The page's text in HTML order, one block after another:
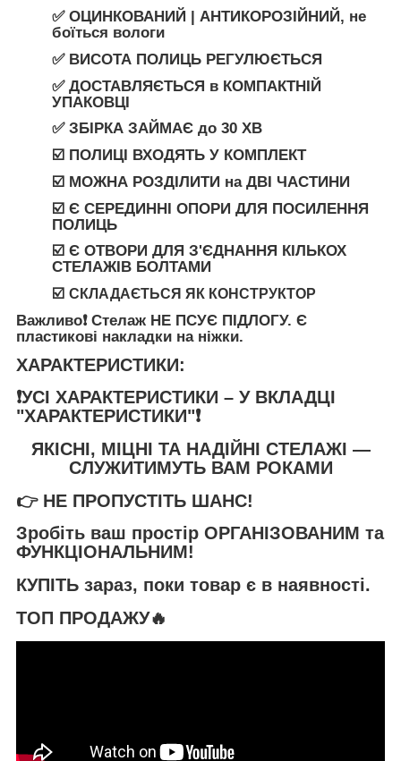
✅ ОЦИНКОВАНИЙ | АНТИКОРОЗІЙНИЙ, не
боїться вологи
✅ ВИСОТА ПОЛИЦЬ РЕГУЛЮЄТЬСЯ
✅ ДОСТАВЛЯЄТЬСЯ в КОМПАКТНІЙ
УПАКОВЦІ
✅ ЗБІРКА ЗАЙМАЄ до 30 ХВ
☑️ ПОЛИЦІ ВХОДЯТЬ У КОМПЛЕКТ
☑️ МОЖНА РОЗДІЛИТИ наДВІ ЧАСТИНИ
☑️ Є СЕРЕДИННІ ОПОРИ ДЛЯ ПОСИЛЕННЯ
ПОЛИЦЬ
☑️ Є ОТВОРИ ДЛЯ З'ЄДНАННЯ КІЛЬКОХ
СТЕЛАЖІВ БОЛТАМИ
☑️ СКЛАДАЄТЬСЯ ЯК КОНСТРУКТОР
Важливо❗️ Стелаж НЕ ПСУЄ ПІДЛОГУ. Є
пластикові накладки на ніжки.
ХАРАКТЕРИСТИКИ:
❗️УСІ ХАРАКТЕРИСТИКИ – У ВКЛАДЦІ
"ХАРАКТЕРИСТИКИ"❗️
ЯКІСНІ, МІЦНІ ТА НАДІЙНІ СТЕЛАЖІ —
СЛУЖИТИМУТЬ ВАМ РОКАМИ
👉 НЕ ПРОПУСТІТЬ ШАНС!
Зробіть ваш простір ОРГАНІЗОВАНИМ та
ФУНКЦІОНАЛЬНИМ!
КУПІТЬ зараз, поки товар є в наявності.
ТОП ПРОДАЖУ🔥